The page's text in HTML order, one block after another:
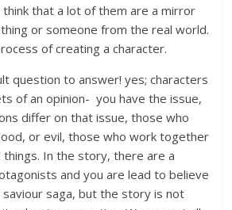
think that a lot of them are a mirror
or someone from the real world.
of creating a character.
question to answer! yes; characters
of an opinion- you have the issue,
differ on that issue, those who
or evil, those who work together
In the story, there are a
and you are lead to believe
saga, but the story is not